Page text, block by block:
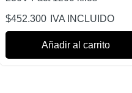
$452.300 IVA INCLUIDO
Añadir al carrito